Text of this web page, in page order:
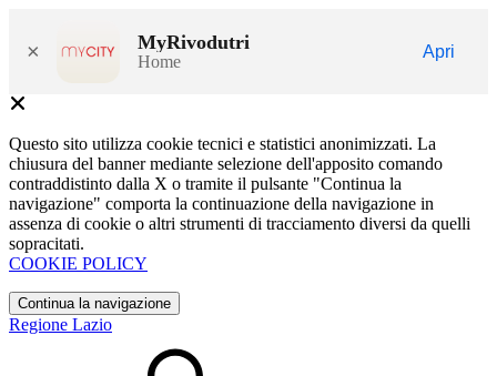
× MyRivodutri
Home
Apri
Questo sito utilizza cookie tecnici e statistici anonimizzati. La
chiusura del banner mediante selezione dell'apposito comando
contraddistinto dalla X o tramite il pulsante "Continua la
navigazione" comporta la continuazione della navigazione in
assenza di cookie o altri strumenti di tracciamento diversi da quelli
sopracitati.
COOKIE POLICY
Continua la navigazione
Regione Lazio